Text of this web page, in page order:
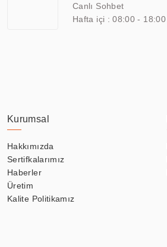
Canlı Sohbet
Hafta içi : 08:00 - 18:00
Kurumsal
Hakkımızda
Sertifkalarımız
Haberler
Üretim
Kalite Politikamız